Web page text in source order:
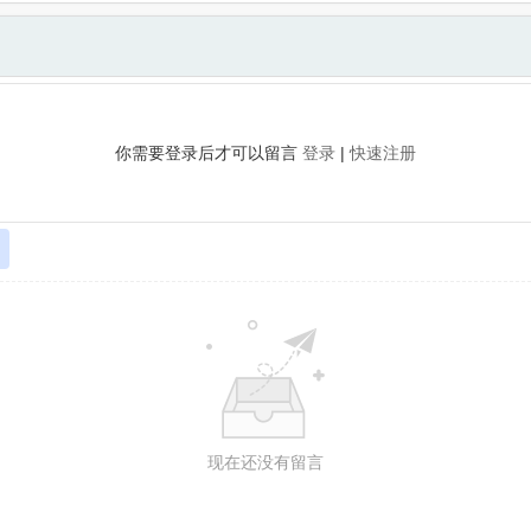
你需要登录后才可以留言 登录 |快速注册
现在还没有留言